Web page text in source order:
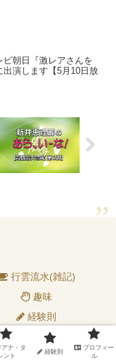
ビ朝日『激レアさんを
演します【5月10日放
行雲流水(雑記)
趣味
経験則
ナ・タ
ント
経験則
プロフィー
ル